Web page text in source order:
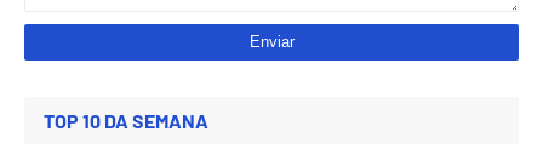
TOP 10 DA SEMANA